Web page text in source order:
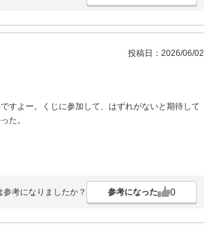
投稿日：2026/06/02
すよー。くじに参加して、はずれがないと期待して
た。
参考になりましたか？ 参考になった 0